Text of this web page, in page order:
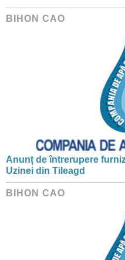
BIHON CAO
Anunț de întrerupere
Uzinei din Tileagd
BIHON CAO